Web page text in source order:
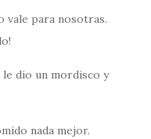
vale para nosotras.
le dio un mordisco y
nada mejor.